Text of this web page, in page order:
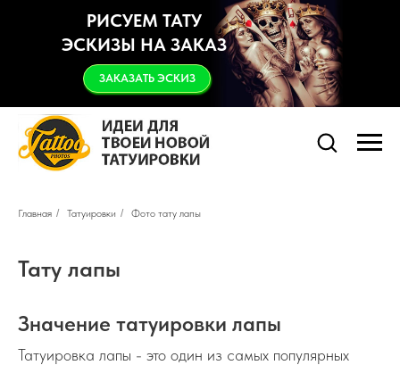
РИСУЕМ ТАТУ
ЭСКИЗЫ НА ЗАКАЗ
ЗАКАЗАТЬ ЭСКИЗ
Главная / Татуировки / Фото тату лапы
Тату лапы
Значение татуировки лапы
Татуировка лапы - это один из самых популярных